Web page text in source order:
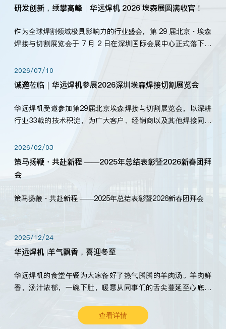
研发创新，续攀高峰｜华远焊机 2026 埃森展圆满收官！
作为全球焊割领域极具影响力的行业盛会，第 29 届北京・埃森
焊接与切割展览会于 7 月 2 日在深圳国际会展中心正式落下帷
标准，持之以恒研发新产品、新技术。新老客户、行业伙伴、
海内外客户为目睹公司发布的新产…
2026/07/10
诚邀莅临｜华远焊机参展2026深圳埃森焊接切割展览会
华远焊机受邀参加第29届北京埃森焊接与切割展览会，以深耕
行业33载的技术积淀，为广大客户、经销商以及其他焊接同仁
2026/02/03
策马扬鞭・共赴新程 ——2025年总结表彰暨2026新春团拜
会
策马扬鞭・共赴新程 ——2025年总结表彰暨2026新春团拜会
2025/12/24
华远焊机 |羊气飘香，喜迎冬至
华远焊机的食堂午餐为大家备好了热气腾腾的羊肉汤。羊肉鲜
香，汤汁浓郁，一碗下肚，暖意从同事们的舌尖蔓延至心底。
查看详情